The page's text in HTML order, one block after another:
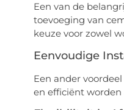
Een van de
toevoeging van
keuze voor zowel
Eenvoudige
Een ander
en efficiënt worden